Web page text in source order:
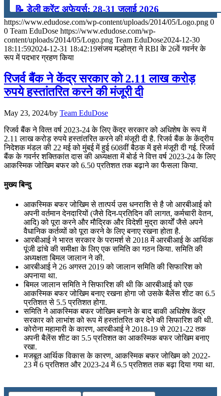
📝 डेली करेंट अफेयर्स: 28-31 जुलाई 2026
July 28, 2026
📝 डेली करेंट अफेयर्स: 25-27 जुलाई 2026
📝 डेली करेंट अफेयर्स: 22-24 जुलाई 2026
📝 डेली करेंट अफेयर्स: 19-21 जुलाई 2026
July 19, 2026
📝 डेली करेंट अफेयर्स: 16-18 जुलाई 2026
July 16, 2026
📝 डेली करेंट अफेयर्स: 13-15 जुलाई 2026
https://www.edudose.com/wp-content/uploads/2014/05/Logo.png 0
0 Team EduDose https://www.edudose.com/wp-
content/uploads/2014/05/Logo.png Team EduDose2024-12-30
18:11:592024-12-31 18:42:19संजय मल्होत्रा ने RBI के 26वें गवर्नर के
रूप में पदभार ग्रहण किया
रिजर्व बैंक ने केंद्र सरकार को 2.11 लाख करोड़
रुपये हस्तांतरित करने की मंजूरी दी
May 23, 2024/by Team EduDose
रिजर्व बैंक ने वित्‍त वर्ष 2023-24 के लिए केंद्र सरकार को अधिशेष के रूप में
2.11 लाख करोड़ रुपये हस्तांतरित करने की मंजूरी दी है. रिजर्व बैंक के केंद्रीय
निदेशक मंडल की 22 मई को मुंबई में हुई 608वीं बैठक में इसे मंजूरी दी गई. रिजर्व
बैंक के गवर्नर शक्तिकांत दास की अध्यक्षता में बोर्ड ने वित्त वर्ष 2023-24 के लिए
आकस्मिक जोखिम बफर को 6.50 प्रतिशत तक बढ़ाने का फैसला किया.
मुख्य बिन्दु
आकस्मिक बफर जोखिम से तात्पर्य उस धनराशि से है जो आरबीआई को
अपनी वर्तमान देनदारियों (जैसे दिन-प्रतिदिन की लागत, कर्मचारी वेतन,
आदि) को पूरा करने और मौद्रिक और विदेशी मुद्रा कार्यों जैसे अपने
वैधानिक कर्तव्यों को पूरा करने के लिए बनाए रखना होता है.
आरबीआई ने भारत सरकार के परामर्श से 2018 में आरबीआई के आर्थिक
पूंजी ढांचे की समीक्षा के लिए एक समिति का गठन किया. समिति की
अध्यक्षता बिमल जालान ने की.
आरबीआई ने 26 अगस्त 2019 को जालान समिति की सिफारिश को
अपनाया था.
बिमल जालान समिति ने सिफारिश की थी कि आरबीआई को एक
आकस्मिक बफर जोखिम बनाए रखना होगा जो उसके बैलेंस शीट का 6.5
प्रतिशत से 5.5 प्रतिशत होगा.
समिति ने आकस्मिक बफर जोखिम बनाने के बाद बाकी अधिशेष केंद्र
सरकार को लाभांश को रूप में हस्तांतरित कर देने की सिफारिश की थी.
कोरोना महामारी के कारण, आरबीआई ने 2018-19 से 2021-22 तक
अपनी बैलेंस शीट का 5.5 प्रतिशत का आकस्मिक बफर जोखिम बनाए
रखा.
मजबूत आर्थिक विकास के कारण, आकस्मिक बफर जोखिम को 2022-
23 में 6 प्रतिशत और 2023-24 में 6.5 प्रतिशत तक बढ़ा दिया गया था.